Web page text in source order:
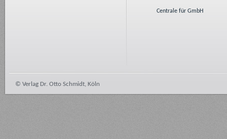
Centrale für GmbH
© Verlag Dr. Otto Schmidt, Köln